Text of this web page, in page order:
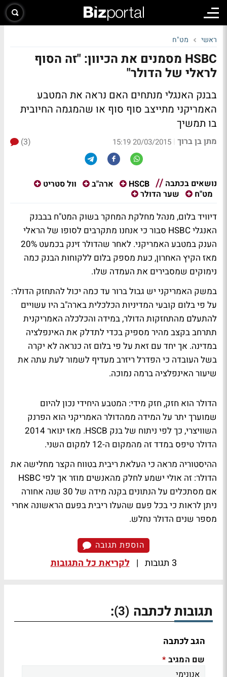
ראשי מט"ח
HSBC מסמנים את הכיוון: "זה הסוף
לראלי של הדולר"
בבנק האנגלי מנתחים האם נראה את המטבע
האמריקני מתייצב סוף סוף או שהמגמה החיובית
בו תמשיך
מתן בן ברוך |
20/03/2015 15:19
(3)
נושאים בכתבה HSCB ארה"ב
וול סטריט
מט"ח
שער הדולר
דיוויד בלום, מנהל מחלקת המחקר בשוק המט"ח בבבנק
האנגלי HSBC סבור כי אנחנו מתקרבים לסופו של הראלי
הענק במטבע האמריקני. לאחר שהדולר זינק בכמעט 20%
מאז הקיץ האחרון, כעת מספק בלום ללקוחות הבנק כמה
נימוקים שמסבירים את העמדה שלו.
במשק האמריקני יש גבול ברור עד כמה יכול להתחזק הדולר:
על פי בלום קובעי המדיניות הכלכלית בארה"ב היו עשויים
להתעלם מהתחזקות הדולר, במידה והכלכלה האמריקנית
תתרחב בקצב מהיר מספיק בכדי לתדלק את האינפלציה
במדינה. אך יחד עם זאת על פי בלום זה כנראה לא יקרה
בשל העובדה כי הפדרל ריזרב מעדיף לשמור לעת עתה את
שיעור האינפלציה ברמה נמוכה.
הדולר הוא חזק, חזק מידי: המטבע היחידי נכון להיום
שמוערך יתר על המידה ממהדולר האמריקני הוא הפרנק
השוויצרי, כך לפי ניתוח של בנק HSCB. מאז ינואר 2014
הדולר טיפס במדד זה מהמקום ה-12 למקום השני.
ההיסטוריה מראה כי העלאת ריבית בטווח הקצר מחלישה את
הדולר:
זה אולי ישמע לחלק מהאנשים מוזר אך לפי HSBC
אם מסתכלים על הנתונים בקנה מידה של 30 שנה אחורה
ניתן לראות כי בכל פעם שהעלו ריבית בפעם הראשונה אחרי
מספר שנים הדולר נחלש.
הוספת תגובה
3 תגובות | לקריאת כל התגובות
תגובות לכתבה (3)
:
הגב לכתבה
שם המגיב *